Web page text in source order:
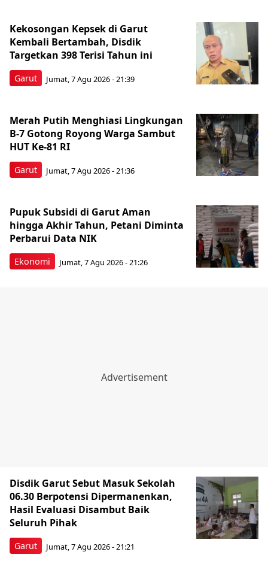
Garut
Kekosongan Kepsek di Garut
Kembali Bertambah, Disdik
Targetkan 398 Terisi Tahun ini
Jumat, 7 Agu 2026 - 21:39
Garut
Merah Putih Menghiasi Lingkungan
B-7 Gotong Royong Warga Sambut
HUT Ke-81 RI
Jumat, 7 Agu 2026 - 21:36
Ekonomi
Pupuk Subsidi di Garut Aman
hingga Akhir Tahun, Petani Diminta
Perbarui Data NIK
Jumat, 7 Agu 2026 - 21:26
Garut
Disdik Garut Sebut Masuk Sekolah
06.30 Berpotensi Dipermanenkan,
Hasil Evaluasi Disambut Baik
Seluruh Pihak
Jumat, 7 Agu 2026 - 21:21